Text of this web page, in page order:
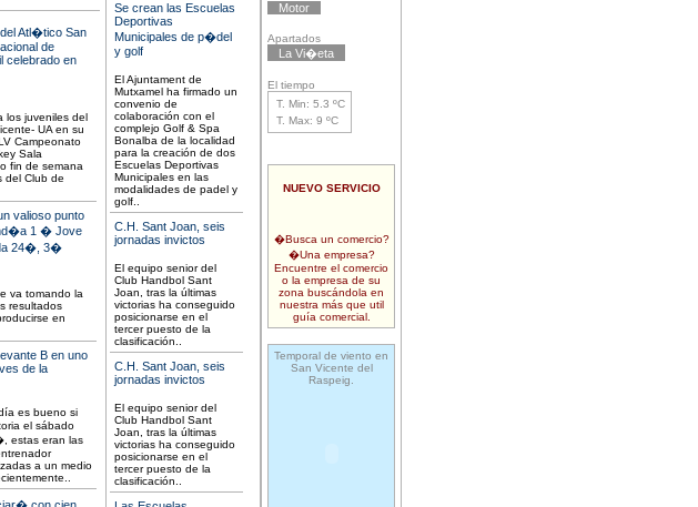
Atl�tico San
de
celebrado en
los juveniles del
UA en su
Campeonato
Sala
fin de semana
del Club de
valioso punto
1 � Jove
24�, 3�
va tomando la
resultados
en
B en uno
de la
es bueno si
el sábado
estas eran las
a un medio
Se crean las Escuelas
Deportivas
Municipales de p�del
y golf
El Ajuntament de
Mutxamel ha firmado un
convenio de
colaboración con el
complejo Golf & Spa
Bonalba de la localidad
para la creación de dos
Escuelas Deportivas
Municipales en las
modalidades de padel y
golf..
C.H. Sant Joan, seis
jornadas invictos
El equipo senior del
Club Handbol Sant
Joan, tras la últimas
victorias ha conseguido
posicionarse en el
tercer puesto de la
clasificación..
C.H. Sant Joan, seis
jornadas invictos
El equipo senior del
Club Handbol Sant
Joan, tras la últimas
victorias ha conseguido
posicionarse en el
tercer puesto de la
clasificación..
Motor
Apartados
La Vi�eta
El tiempo
T. Min: 5.3 ºC
T. Max: 9 ºC
NUEVO SERVICIO
�Busca un comercio?
�Una empresa?
Encuentre el comercio
o la empresa de su
zona buscándola en
nuestra más que util
guía comercial.
Temporal de viento en
San Vicente del
Raspeig.